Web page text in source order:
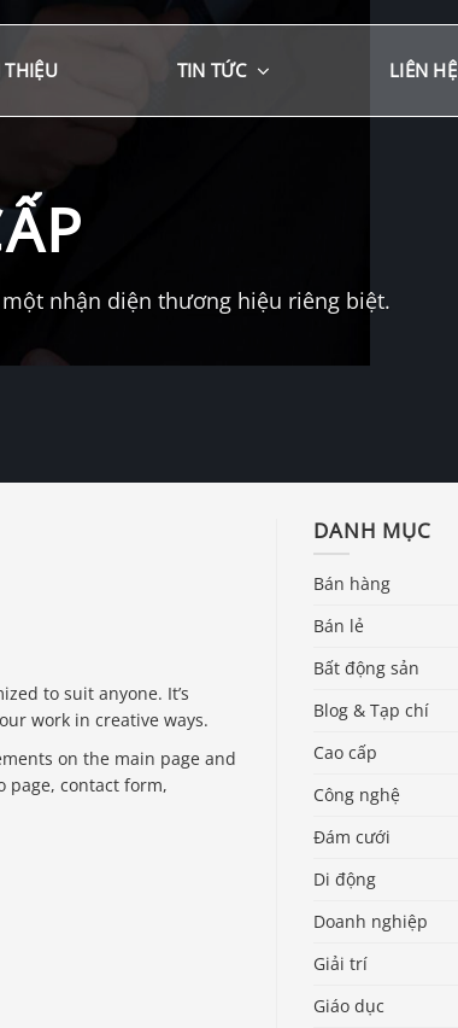
THIỆU TIN TỨC LIÊN HỆ
nhận diện thương hiệu riêng biệt.
to suit anyone. It’s
work in creative ways.
on the main page and
page, contact form,
DANH MỤC
Bán hàng
Bán lẻ
Bất động sản
Blog & Tạp chí
Cao cấp
Công nghệ
Đám cưới
Di động
Doanh nghiệp
Giải trí
Giáo dục